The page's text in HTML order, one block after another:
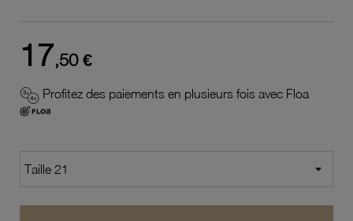
17,50 €
Profitez des paiements en plusieurs fois avec Floa